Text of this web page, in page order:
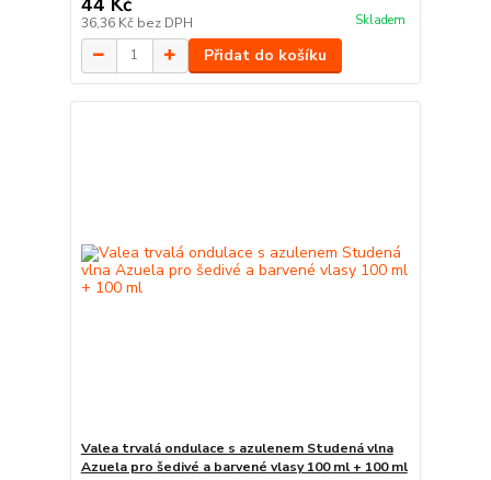
36,36 Kč bez DPH Skladem
Přidat do košíku
Valea trvalá ondulace s azulenem Studená vlna
Azuela pro šedivé a barvené vlasy 100 ml + 100 ml